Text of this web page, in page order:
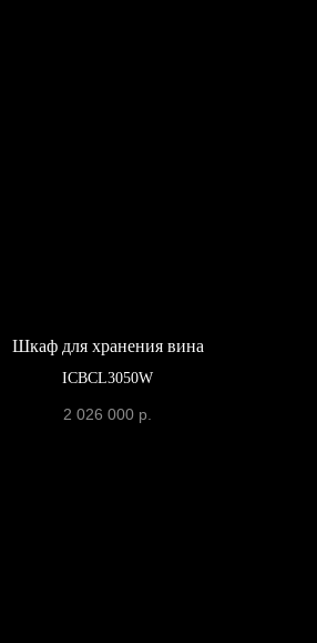
Шкаф для хранения вина
ICBCL3050W
2 026 000 р.